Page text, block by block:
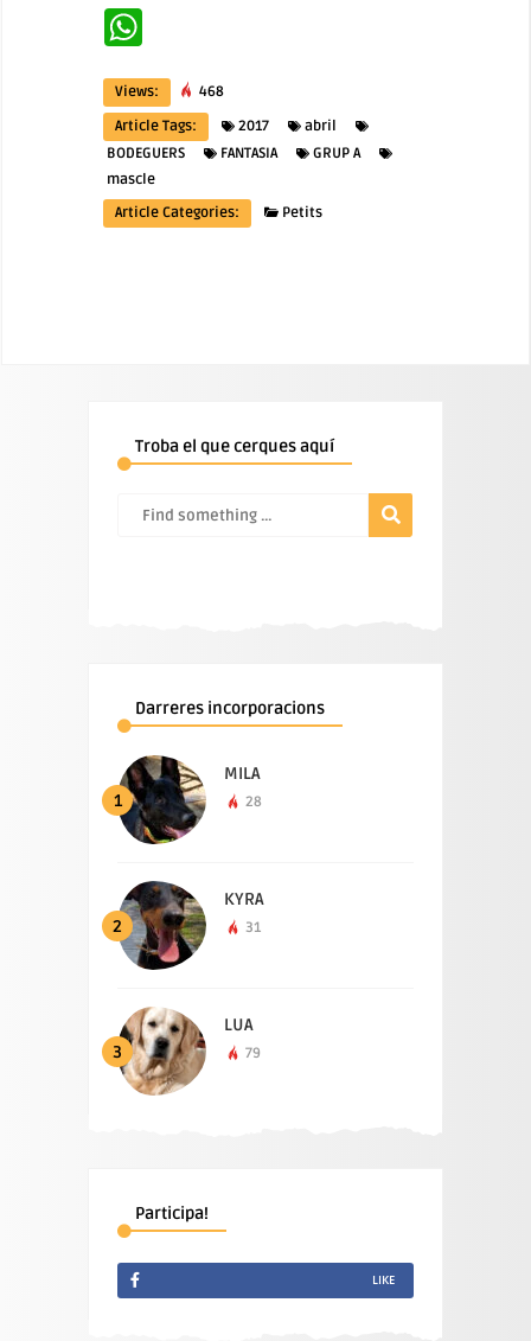
WhatsApp
Views:
468
Article Tags:
2017
abril
BODEGUERS
FANTASIA
GRUP A
mascle
Article Categories:
Petits
Troba el que cerques aquí
Darreres incorporacions
1
MILA
28
2
KYRA
31
3
LUA
79
Participa!
LIKE